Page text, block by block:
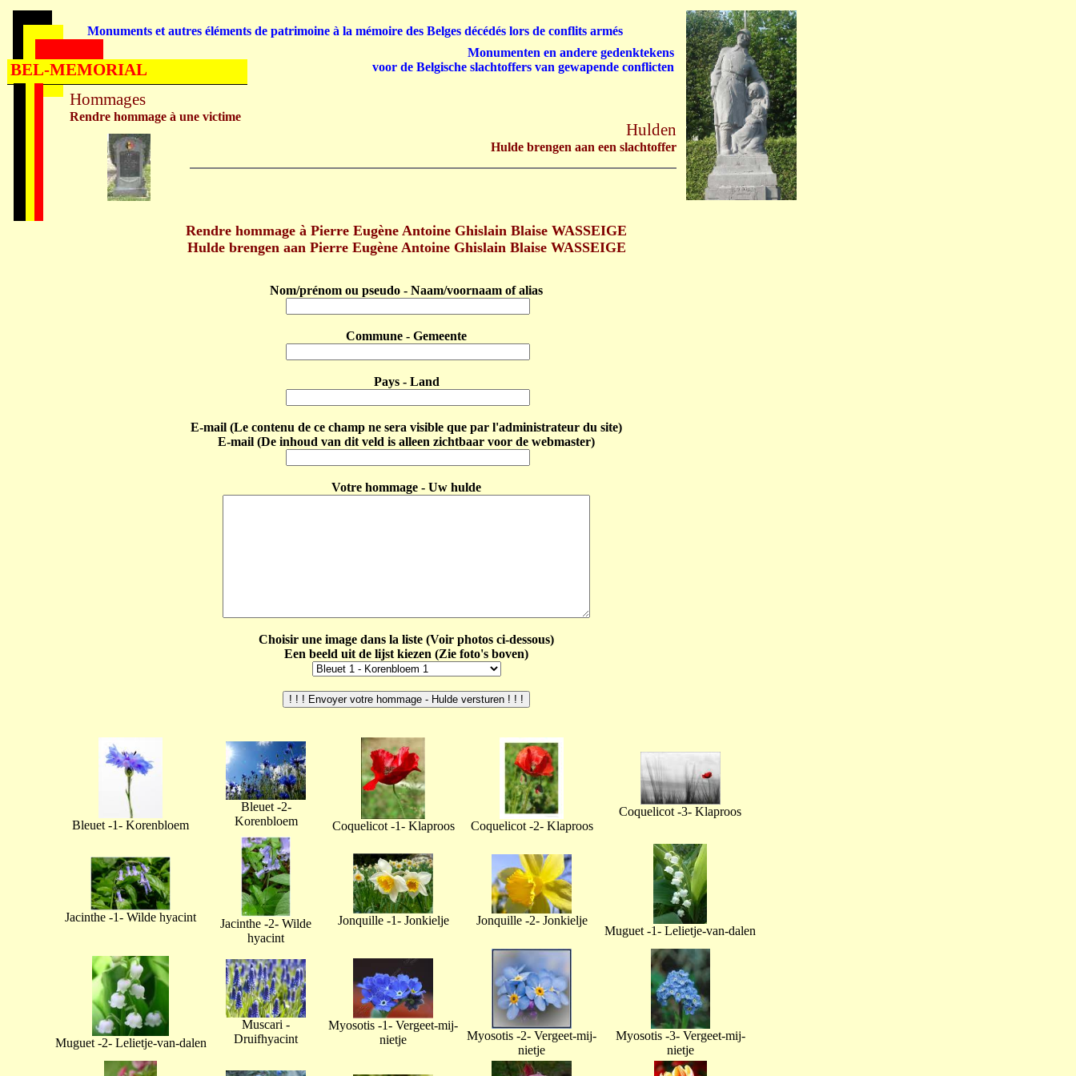
Rendre hommage à Pierre Eugène Antoine Ghislain Blaise WASSEIGE
Hulde brengen aan Pierre Eugène Antoine Ghislain Blaise WASSEIGE
Nom/prénom ou pseudo - Naam/voornaam of alias
Commune - Gemeente
Pays - Land
E-mail (Le contenu de ce champ ne sera visible que par l'administrateur du site)
E-mail (De inhoud van dit veld is alleen zichtbaar voor de webmaster)
Votre hommage - Uw hulde
Choisir une image dans la liste (Voir photos ci-dessous)
Een beeld uit de lijst kiezen (Zie foto's boven)
Bleuet -1- Korenbloem
Bleuet -2-
Korenbloem
Coquelicot -1- Klaproos Coquelicot -2- Klaproos
Coquelicot -3- Klaproos
Jacinthe -1- Wilde hyacint
Jacinthe -2- Wilde
hyacint
Jonquille -1- Jonkielje Jonquille -2- Jonkielje
Muguet -1- Lelietje-van-dalen
Muguet -2- Lelietje-van-dalen
Muscari -
Druifhyacint
Myosotis -1- Vergeet-mij-
nietje
Myosotis -2- Vergeet-mij-
nietje
Myosotis -3- Vergeet-mij-
nietje
Hommages
Rendre hommage à une victime
Hulden
Hulde brengen aan een slachtoffer
Monuments et autres éléments de patrimoine à la mémoire des Belges décédés lors de conflits armés
Monumenten en andere gedenktekens
voor de Belgische slachtoffers van gewapende conflicten
BEL-MEMORIAL